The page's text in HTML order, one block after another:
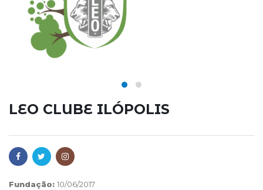
LEO CLUBE ILÓPOLIS
Fundação: 10/06/2017